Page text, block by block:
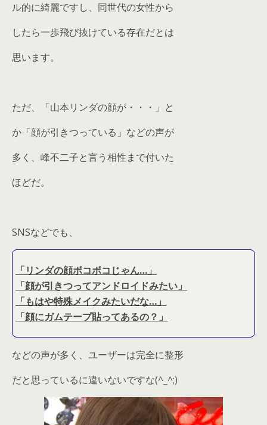
ル的に綺麗ですし、同世代の女性から
したら一歩飛び抜けている存在だとは
思います。
ただ、「山本リンダの顔が・・・」と
か「顔が引きつっている」などの声が
多く、峰不二子と言う相性まで付いた
ほどだ。
SNSなどでも、
「リンダの顔ボコボコじゃん…」
「顔が引きつってアンドロイドみたい」
「もはや特殊メイクみたいだな…」
「顔にガムテープ貼ってあるの？」
などの声が多く、ユーザーは完全に整形
だと思っているに違いないですな(^_^;)